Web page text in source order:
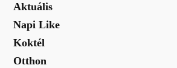
Aktuális
Napi Like
Koktél
Otthon